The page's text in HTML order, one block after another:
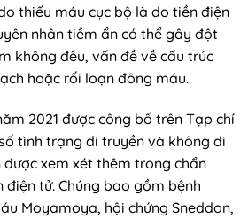
thiếu máu cục bộ là do tiền điện
nhân tiềm ẩn có thể gây đột
không đều, vấn đề về cấu trúc
hoặc rối loạn đông máu.
2021 được công bố trên Tạp chí
tình trạng di truyền và không di
xem xét thêm trong chẩn
tử. Chúng bao gồm bệnh
Moyamoya, hội chứng Sneddon,